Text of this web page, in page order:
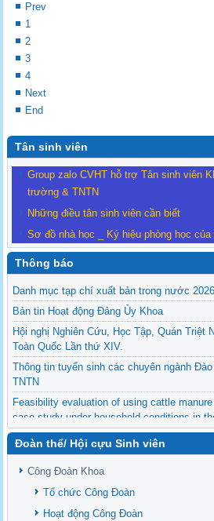
Prev
1
2
3
4
Next
End
Tân sinh viên
Group zalo CVHT hỗ trợ Tân sinh viên
trường & TNTN
Những điều tân sinh viên cần biết
Sơ đồ nhà học _ Ký hiệu phòng học
Thông báo
Danh mục tạp chí xuất bản trong nước 2026
Bản tin Hoạt động Đảng Ủy Khoa
Hội nghị Nghiên Cứu, Học Tập, Quán Triệt
Toàn Quốc Lần thứ XIV.
Thông tin tuyển sinh các chuyên ngành
TNTN
Feasibility evaluation of using cattle
case study under household conditions in
Delta
Sediment properties in flood-based
upstream Mekong Delta
Danh mục tạp chí xuất bản Quốc Tế 2026
Danh Mục các Đề Tài NCKH cấp Tỉnh năm
Đoàn thể/ Hội cựu Sinh viên
Công Đoàn Khoa
Tổ chức Công Đoàn
Hoạt động Công Đoàn